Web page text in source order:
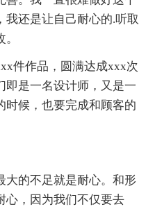
我还是让自己耐心的.听取
作品，圆满达成xxx次
即是一名设计师，又是一
时候，也要完成和顾客的
的不足就是耐心。和形
心，因为我们不仅要去